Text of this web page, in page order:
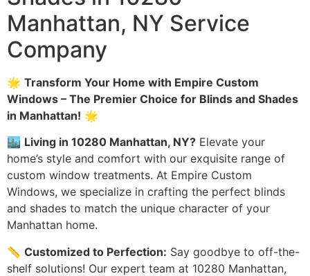
Manhattan, NY Service
Company
🌟 Transform Your Home with Empire Custom
Windows – The Premier Choice for Blinds and Shades
in Manhattan! 🌟
🏙️ Living in 10280 Manhattan, NY? Elevate your
home’s style and comfort with our exquisite range of
custom window treatments. At Empire Custom
Windows, we specialize in crafting the perfect blinds
and shades to match the unique character of your
Manhattan home.
📏 Customized to Perfection: Say goodbye to off-the-
shelf solutions! Our expert team at 10280 Manhattan,